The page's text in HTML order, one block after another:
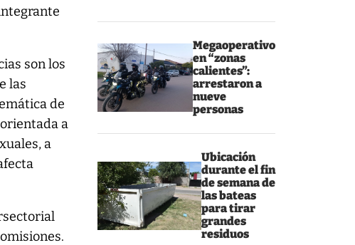
Megaoperativo
en “zonas
calientes”:
arrestaron a
nueve
personas
Ubicación
durante el fin
de semana de
las bateas
para tirar
grandes
residuos
son los
las
de
a
a